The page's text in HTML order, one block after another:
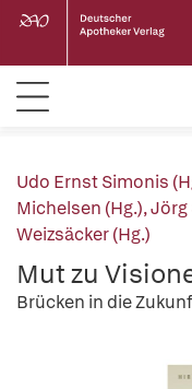
Udo Ernst Simonis
Michelsen (Hg.),Jörg
Weizsäcker (Hg.)
Mut zu
Brücken in die